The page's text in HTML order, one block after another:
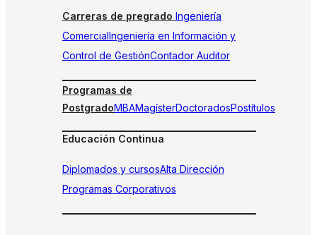
Carreras de pregrado Ingeniería
ComercialIngeniería en Información y
Control de GestiónContador Auditor
Programas de
PostgradoMBAMagísterDoctoradosPostítulos
Educación Continua
Diplomados y cursosAlta Dirección
Programas Corporativos